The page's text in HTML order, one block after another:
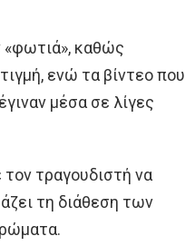
«φωτιά», καθώς
ενώ τα βίντεο που
μέσα σε λίγες
τραγουδιστή να
τη διάθεση των